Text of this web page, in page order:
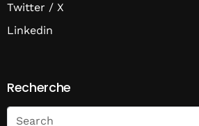
Twitter / X
Linkedin
Recherche
Search